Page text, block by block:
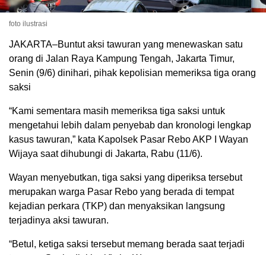
foto ilustrasi
JAKARTA–Buntut aksi tawuran yang menewaskan satu
orang di Jalan Raya Kampung Tengah, Jakarta Timur,
Senin (9/6) dinihari, pihak kepolisian memeriksa tiga orang
saksi
“Kami sementara masih memeriksa tiga saksi untuk
mengetahui lebih dalam penyebab dan kronologi lengkap
kasus tawuran,” kata Kapolsek Pasar Rebo AKP I Wayan
Wijaya saat dihubungi di Jakarta, Rabu (11/6).
Wayan menyebutkan, tiga saksi yang diperiksa tersebut
merupakan warga Pasar Rebo yang berada di tempat
kejadian perkara (TKP) dan menyaksikan langsung
terjadinya aksi tawuran.
“Betul, ketiga saksi tersebut memang berada saat terjadi